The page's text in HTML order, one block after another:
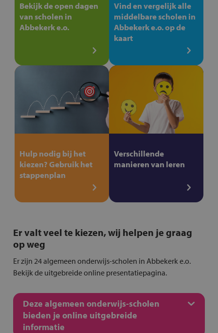
Bekijk de open dagen
van scholen in
Abbekerk e.o.
Vind en vergelijk alle
middelbare scholen in
Abbekerk e.o. op de
kaart
Hulp nodig bij het
kiezen? Gebruik het
stappenplan
Verschillende
manieren van leren
Er valt veel te kiezen, wij helpen je graag
op weg
Er zijn 24 algemeen onderwijs-scholen in Abbekerk e.o.
Bekijk de uitgebreide online presentatiepagina.
Deze algemeen onderwijs-scholen
bieden je online uitgebreide
informatie